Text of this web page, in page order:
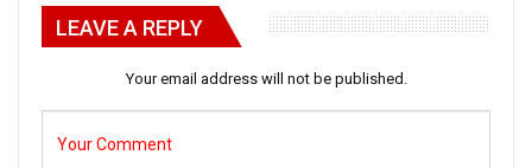
LEAVE A REPLY
Your email address will not be published.